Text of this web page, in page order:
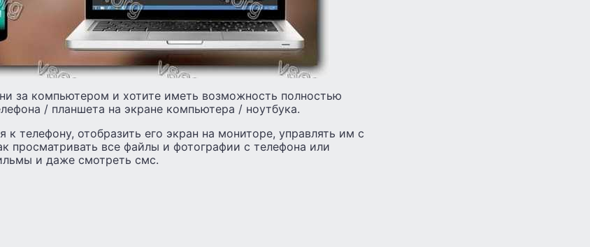
за компьютером и хотите иметь возможность полностью
/ планшета на экране компьютера / ноутбука.
к телефону, отобразить его экран на мониторе, управлять им с
все файлы и фотографии с телефона или
и даже смотреть смс.